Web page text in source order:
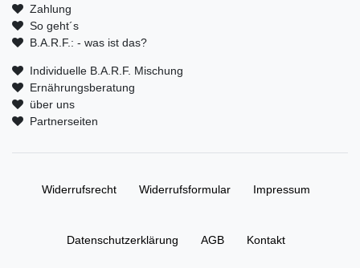
Zahlung
So geht´s
B.A.R.F.: - was ist das?
Individuelle B.A.R.F. Mischung
Ernährungsberatung
über uns
Partnerseiten
Widerrufs­recht Widerrufs­formular Impressum
Daten­schutz­erklärung AGB Kontakt